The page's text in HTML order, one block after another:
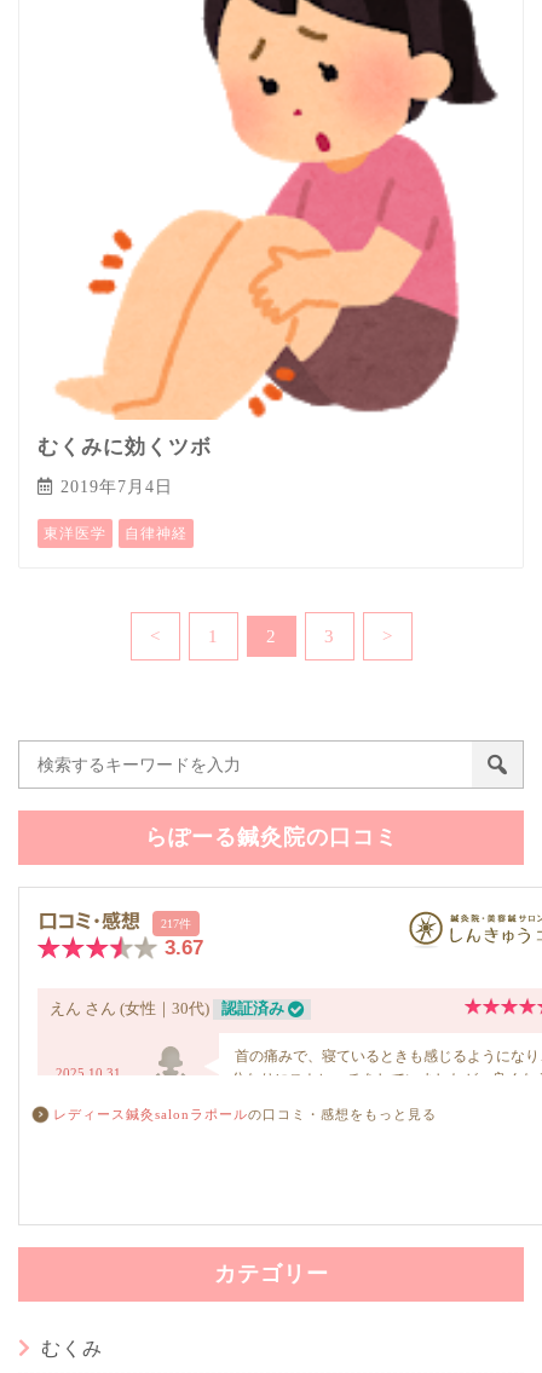
むくみに効くツボ
2019年7月4日
東洋医学 自律神経
< 1 2 3 >
らぽーる鍼灸院の口コミ
レディース鍼灸salonラポールの口コミ・感想をもっと見る
カテゴリー
むくみ